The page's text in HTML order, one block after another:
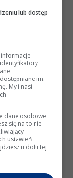
lub dostęp
im.
My i nasi
dane osobowe
się na to nie
ustawień
u dołu tej